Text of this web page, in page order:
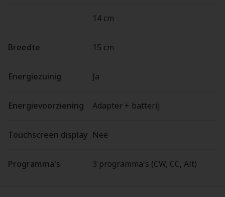
14 cm
Breedte 15 cm
Energiezuinig Ja
Energievoorziening Adapter + batterij
Touchscreen display Nee
Programma's 3 programma's (CW, CC, Alt)